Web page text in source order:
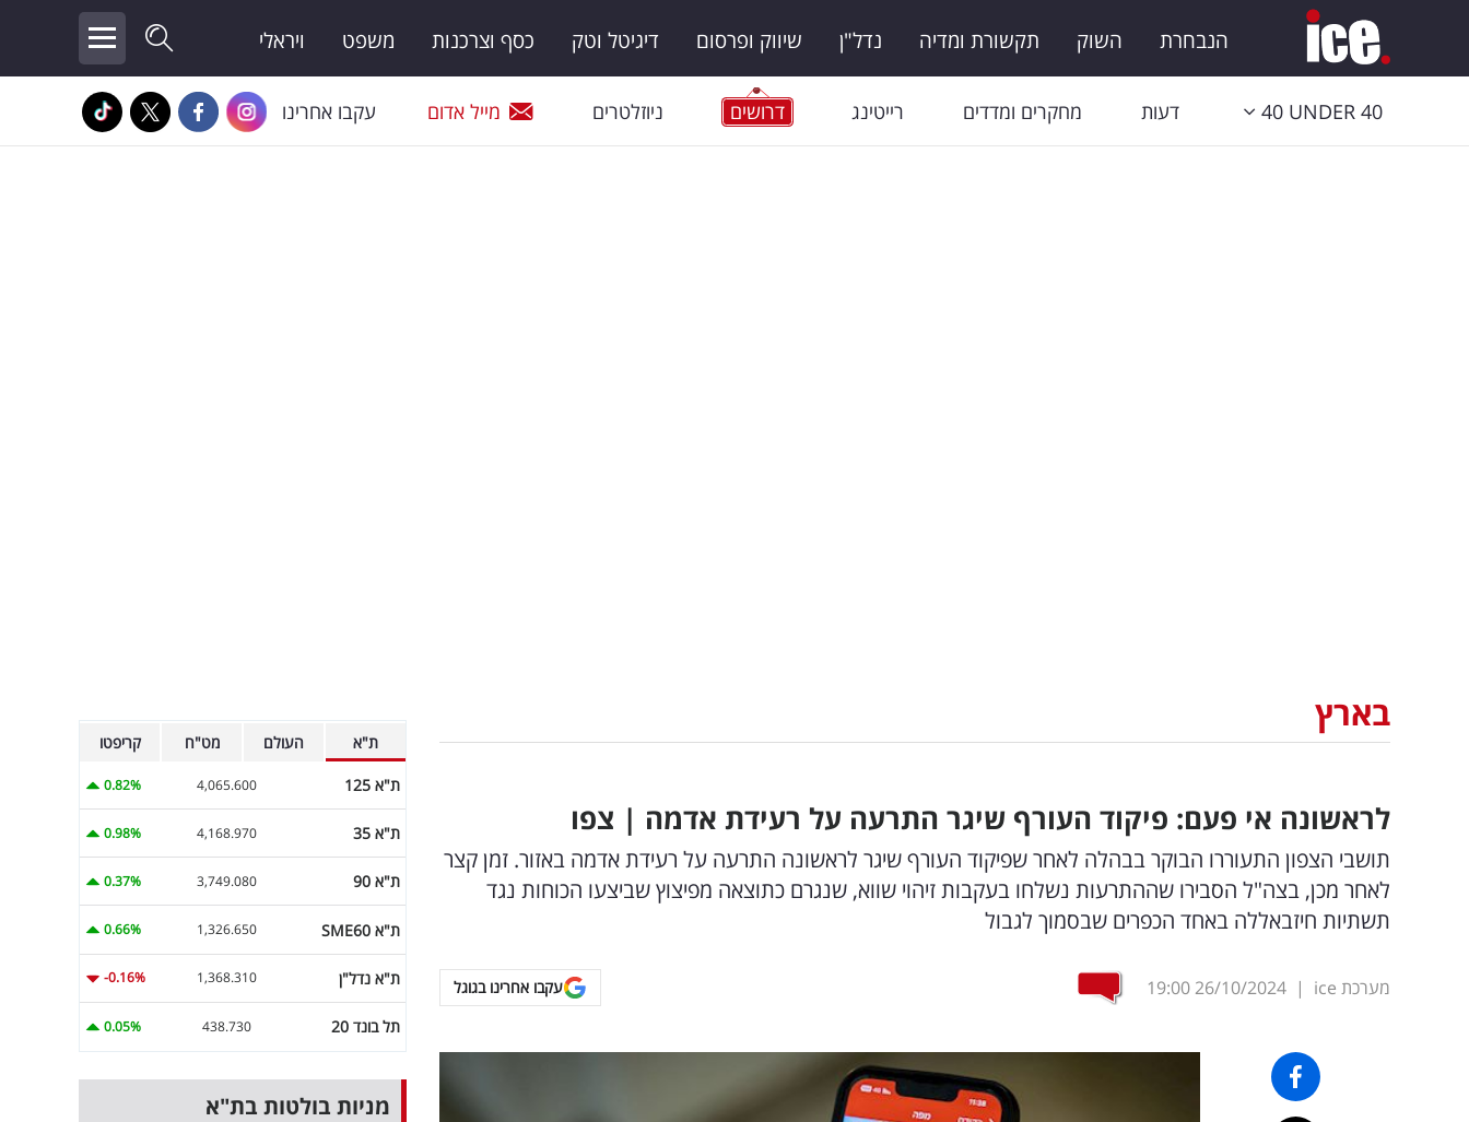
הנבחרת השוק תקשורת ומדיה נדל"ן שיווק ופרסום דיגיטל וטק כסף וצרכנות משפט ויראלי
40 UNDER 40 דעות מחקרים ומדדים רייטינג דרושים ניוזלטרים מייל אדום עקבו אחרינו
בארץ
לראשונה אי פעם: פיקוד העורף שיגר התרעה על רעידת אדמה | צפו
תושבי הצפון התעוררו הבוקר בבהלה לאחר שפיקוד העורף שיגר לראשונה התרעה על רעידת אדמה באזור. זמן קצר
לאחר מכן, בצה"ל הסבירו שההתרעות נשלחו בעקבות זיהוי שווא, שנגרם כתוצאה מפיצוץ שביצעו הכוחות נגד
תשתיות חיזבאללה באחד הכפרים שבסמוך לגבול
מערכת ice |
26/10/2024
19:00 עקבו אחרינו בגוגל
ת"א העולם מט"ח קריפטו
ת"א 125 4,065.600
0.82%
ת"א 35 4,168.970
0.98%
ת"א 90 3,749.080
0.37%
ת"א SME60 1,326.650
0.66%
ת"א נדל"ן 1,368.310
-0.16%
תל בונד 20 438.730
0.05%
מניות בולטות בת"א